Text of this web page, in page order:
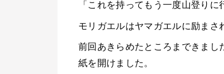
「これを持ってもう一度山登り
モリガエルはヤマガエルに励まさ
前回あきらめたところまできま
紙を開けました。